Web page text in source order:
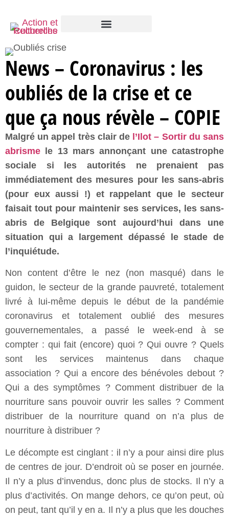
News – Coronavirus : les
oubliés de la crise et ce
que ça nous révèle – COPIE
Malgré un appel très clair de l’Ilot – Sortir du sans
abrisme le 13 mars annonçant une catastrophe
sociale si les autorités ne prenaient pas
immédiatement des mesures pour les sans-abris
(pour eux aussi !) et rappelant que le secteur
faisait tout pour maintenir ses services, les sans-
abris de Belgique sont aujourd’hui dans une
situation qui a largement dépassé le stade de
l’inquiétude.
Non content d’être le nez (non masqué) dans le
guidon, le secteur de la grande pauvreté, totalement
livré à lui-même depuis le début de la pandémie
coronavirus et totalement oublié des mesures
gouvernementales, a passé le week-end à se
compter : qui fait (encore) quoi ? Qui ouvre ? Quels
sont les services maintenus dans chaque
association ? Qui a encore des bénévoles debout ?
Qui a des symptômes ? Comment distribuer de la
nourriture sans pouvoir ouvrir les salles ? Comment
distribuer de la nourriture quand on n’a plus de
nourriture à distribuer ?
Le décompte est cinglant : il n’y a pour ainsi dire plus
de centres de jour. D’endroit où se poser en journée.
Il n’y a plus d’invendus, donc plus de stocks. Il n’y a
plus d’activités. On mange dehors, ce qu’on peut, où
on peut, tant qu’il y en a. Il n’y a plus que les douches